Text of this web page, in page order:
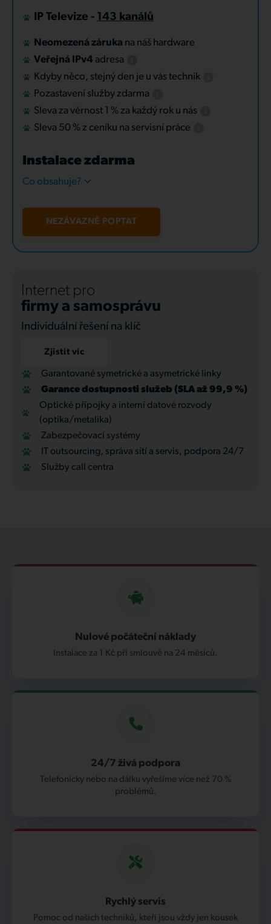
IP Televize - 143 kanálů
Neomezená záruka na náš hardware
Veřejná IPv4 adresa
Kdyby něco, stejný den je u vás technik
Pozastavení služby zdarma
Sleva za věrnost 1 % za každý rok u nás
Sleva 50 % z ceníku na servisní práce
Instalace zdarma
Co obsahuje?
NEZÁVAZNĚ POPTAT
Internet pro
firmy a samosprávu
Individuální řešení na klíč
Zjistit víc
Garantované symetrické a asymetrické linky
Garance dostupnosti služeb (SLA až 99,9 %)
Optické přípojky a interní datové rozvody
(optika/metalika)
Zabezpečovací systémy
IT outsourcing, správa sítí a servis, podpora 24/7
Služby call centra
Nulové počáteční náklady
Instalace za 1 Kč při smlouvě na 24 měsíců.
24/7 živá podpora
Telefonicky nebo na dálku vyřešíme více než 70 %
problémů.
Rychlý servis
Pomoc od našich techniků, kteří jsou vždy jen kousek